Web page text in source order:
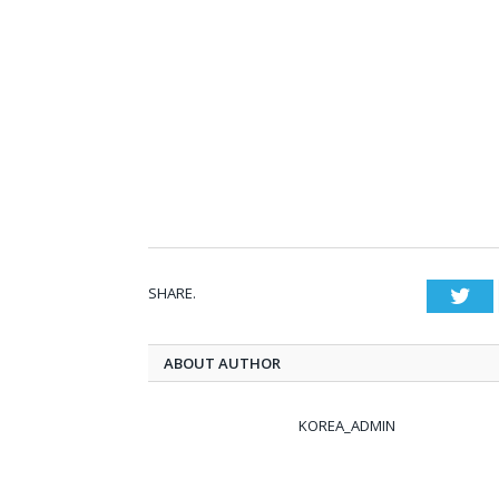
SHARE.
ABOUT AUTHOR
KOREA_ADMIN